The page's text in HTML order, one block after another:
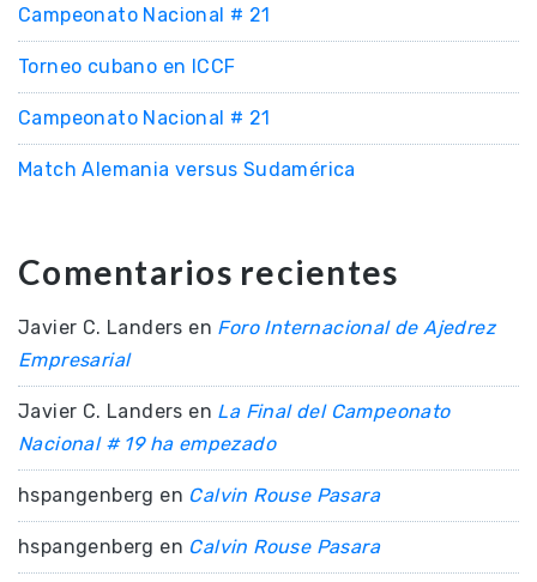
Campeonato Nacional # 21
Torneo cubano en ICCF
Campeonato Nacional # 21
Match Alemania versus Sudamérica
Comentarios recientes
Javier C. Landers en Foro Internacional de Ajedrez
Empresarial
Javier C. Landers en La Final del Campeonato
Nacional # 19 ha empezado
hspangenberg en Calvin Rouse Pasara
hspangenberg en Calvin Rouse Pasara